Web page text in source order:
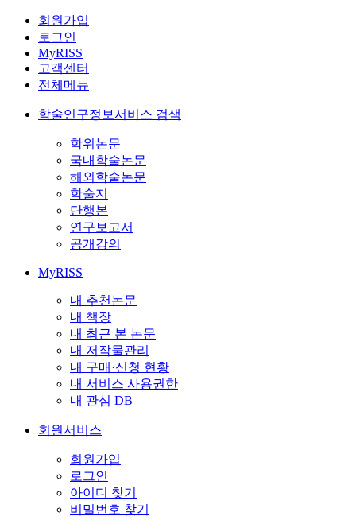
회원가입
로그인
MyRISS
고객센터
전체메뉴
학술연구정보서비스 검색
학위논문
국내학술논문
해외학술논문
학술지
단행본
연구보고서
공개강의
MyRISS
내 추천논문
내 책장
내 최근 본 논문
내 저작물관리
내 구매·신청 현황
내 서비스 사용권한
내 관심 DB
회원서비스
회원가입
로그인
아이디 찾기
비밀번호 찾기